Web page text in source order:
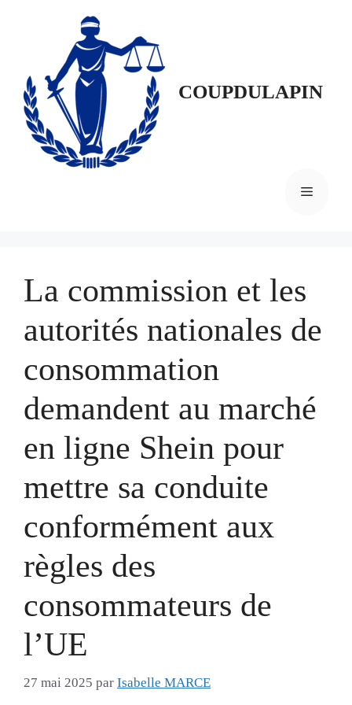
COUPDULAPIN
MENU
La commission et les
autorités nationales de
consommation
demandent au marché
en ligne Shein pour
mettre sa conduite
conformément aux
règles des
consommateurs de
l’UE
27 mai 2025 par Isabelle MARCE